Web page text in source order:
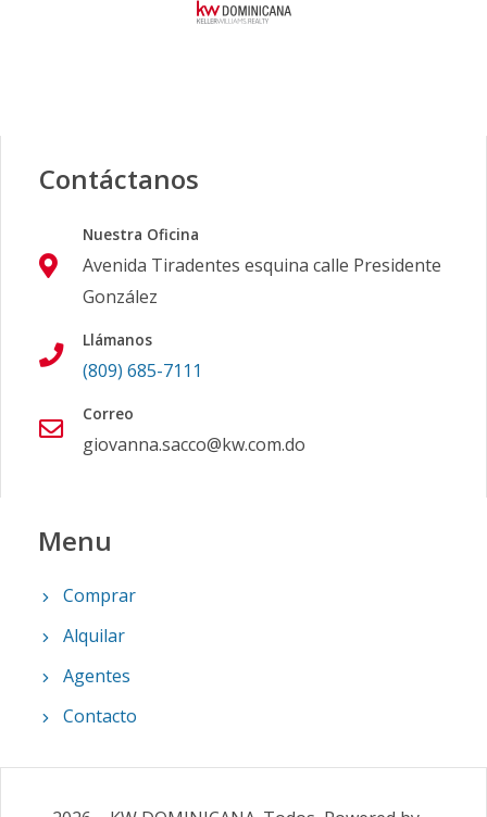
Contáctanos
Nuestra Oficina
Avenida Tiradentes esquina calle Presidente
González
Llámanos
(809) 685-7111
Correo
giovanna.sacco@kw.com.do
Menu
Comprar
Alquilar
Agentes
Contacto